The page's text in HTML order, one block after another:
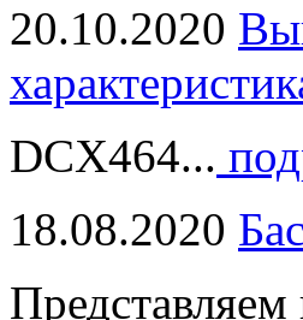
20.10.2020
DCX464...
18.08.2020